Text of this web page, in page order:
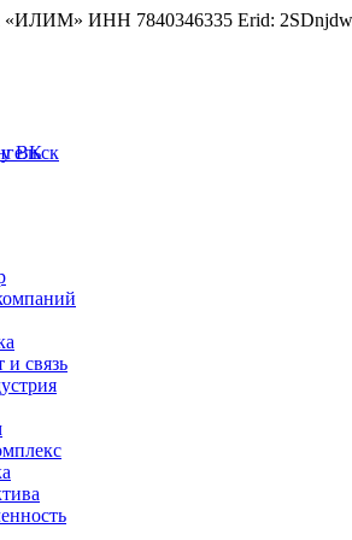
«ИЛИМ» ИНН 7840346335 Erid:
и связь